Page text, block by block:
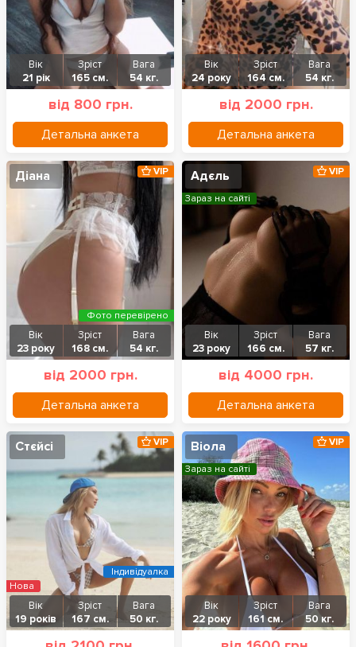
Вік
21 рік
Зріст
165 см.
Вага
54 кг.
від 800 грн.
Детальна анкета
Вік
24 року
Зріст
164 см.
Вага
54 кг.
від 2000 грн.
Детальна анкета
Діана
Вік
23 року
Зріст
168 см.
Вага
54 кг.
від 2000 грн.
Детальна анкета
VIP
Фото перевірено
Адєль
Вік
23 року
Зріст
166 см.
Вага
57 кг.
від 4000 грн.
Детальна анкета
VIP
Зараз на сайті
Стєйсі
Вік
19 років
Зріст
167 см.
Вага
50 кг.
VIP
Нова
Індивідуалка
Віола
Вік
22 року
Зріст
161 см.
Вага
50 кг.
VIP
Зараз на сайті